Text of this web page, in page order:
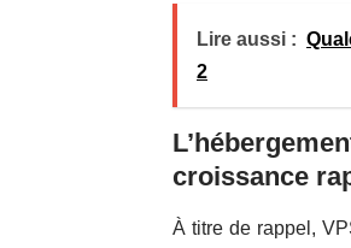
Lire aussi :
2
croissance
À titre de rappel,